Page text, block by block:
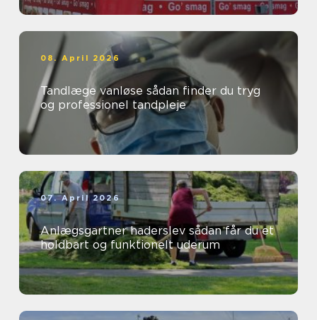
08. April 2026
Tandlæge vanløse sådan finder du tryg
og professionel tandpleje
07. April 2026
Anlægsgartner haderslev sådan får du et
holdbart og funktionelt uderum